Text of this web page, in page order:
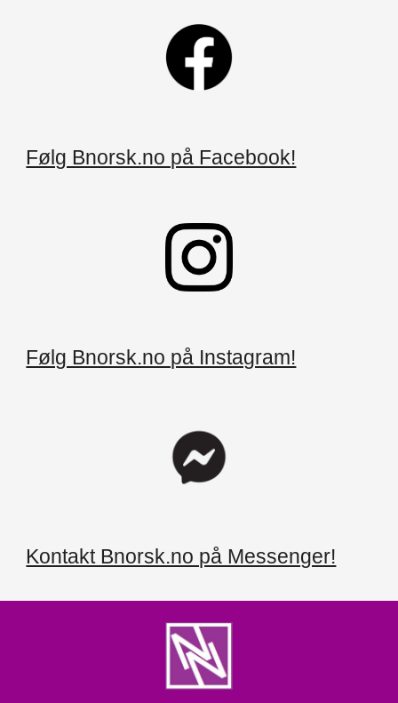
Følg Bnorsk.no på Facebook!
Følg Bnorsk.no på Instagram!
Kontakt Bnorsk.no på Messenger!